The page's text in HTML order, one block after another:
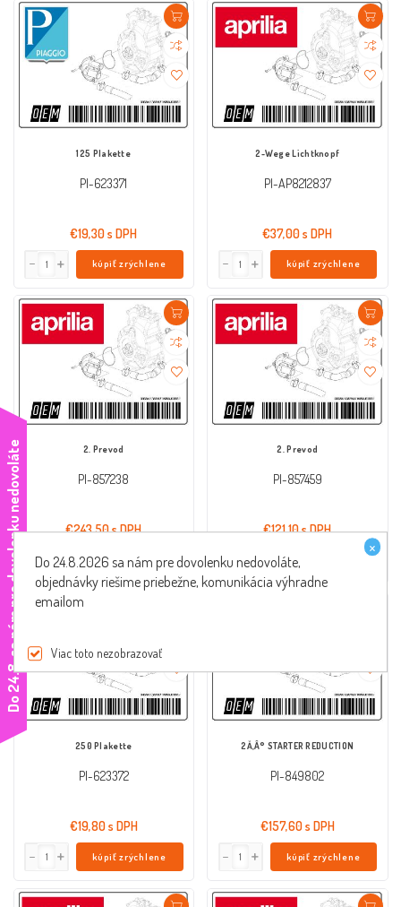
125 Plakette
PI-623371
€19,30 s DPH
kúpiť zrýchlene
2-Wege Lichtknopf
PI-AP8212837
€37,00 s DPH
kúpiť zrýchlene
2. Prevod
PI-857238
€243,50 s DPH
kúpiť zrýchlene
2. Prevod
PI-857459
€121,10 s DPH
kúpiť zrýchlene
250 Plakette
PI-623372
€19,80 s DPH
kúpiť zrýchlene
2Ă‚Â° STARTER REDUCTION
PI-849802
€157,60 s DPH
kúpiť zrýchlene
D
o
2
4
.
8
.
s
a
n
á
m
p
r
e
d
o
v
o
l
e
n
k
u
n
e
d
o
v
o
l
á
t
e ×
Do 24.8.2026 sa nám pre dovolenku nedovoláte,
objednávky riešime priebežne, komunikácia výhradne
emailom
Viac toto nezobrazovať